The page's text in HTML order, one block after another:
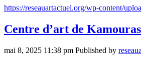
https://reseauartactuel.org/wp-content/
Centre d’art de
mai 8, 2025 11:38 pm Published by